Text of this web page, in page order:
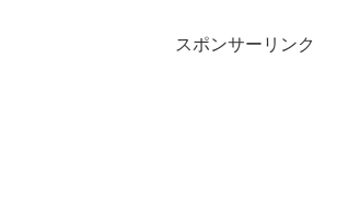
スポンサーリンク